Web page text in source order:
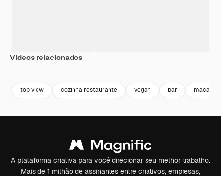
Vídeos relacionados
top view cozinha restaurante vegan bar macarrão
A plataforma criativa para você direcionar seu melhor trabalho.
Mais de 1 milhão de assinantes entre criativos, empresas,